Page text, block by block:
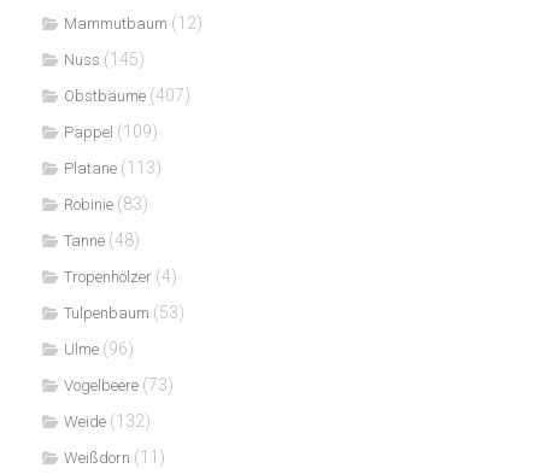
Mammutbaum (12)
Nuss (145)
Obstbäume (407)
Pappel (109)
Platane (113)
Robinie (83)
Tanne (48)
Tropenhölzer (4)
Tulpenbaum (53)
Ulme (96)
Vogelbeere (73)
Weide (132)
Weißdorn (11)